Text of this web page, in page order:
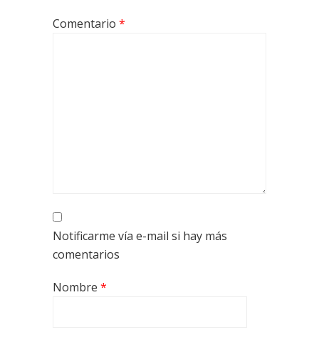
Comentario *
Notificarme vía e-mail si hay más
comentarios
Nombre *